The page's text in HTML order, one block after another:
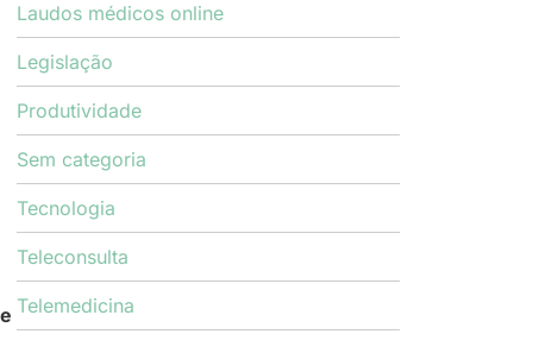
Laudos médicos online
Legislação
Produtividade
Sem categoria
Tecnologia
Teleconsulta
Telemedicina